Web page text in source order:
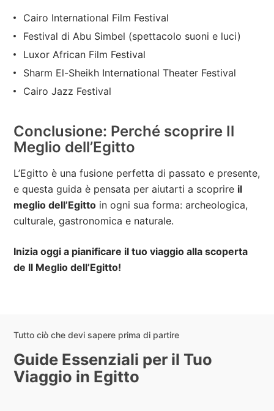
Cairo International Film Festival
Festival di Abu Simbel (spettacolo suoni e luci)
Luxor African Film Festival
Sharm El-Sheikh International Theater Festival
Cairo Jazz Festival
Conclusione: Perché scoprire Il
Meglio dell’Egitto
L’Egitto è una fusione perfetta di passato e presente,
e questa guida è pensata per aiutarti a scoprire il
meglio dell’Egitto in ogni sua forma: archeologica,
culturale, gastronomica e naturale.
Inizia oggi a pianificare il tuo viaggio alla scoperta
de Il Meglio dell’Egitto!
Tutto ciò che devi sapere prima di partire
Guide Essenziali per il Tuo
Viaggio in Egitto